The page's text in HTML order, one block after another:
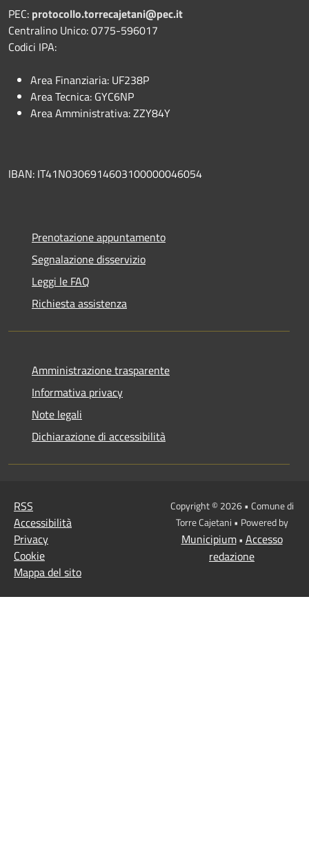
PEC: protocollo.torrecajetani@pec.it
Centralino Unico: 0775-596017
Codici IPA:
Area Finanziaria: UF238P
Area Tecnica: GYC6NP
Area Amministrativa: ZZY84Y
IBAN: IT41N0306914603100000046054
Prenotazione appuntamento
Segnalazione disservizio
Leggi le FAQ
Richiesta assistenza
Amministrazione trasparente
Informativa privacy
Note legali
Dichiarazione di accessibilità
RSS
Accessibilità
Privacy
Cookie
Mappa del sito
Copyright © 2026 • Comune di
Torre Cajetani • Powered by
Municipium• Accesso
redazione